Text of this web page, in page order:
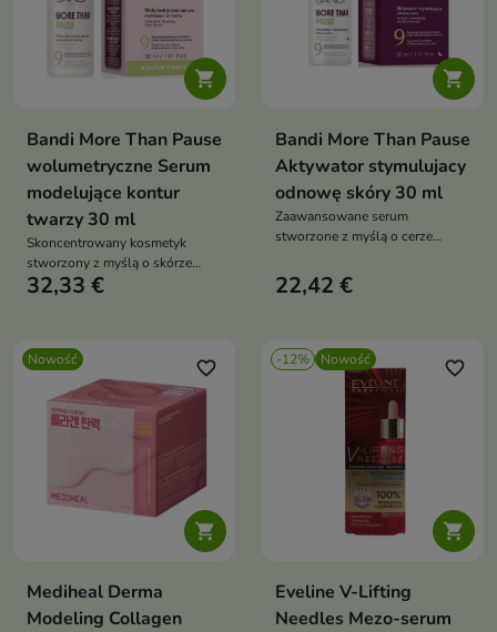

Bandi More Than Pause
wolumetryczne Serum
modelujące kontur
twarzy 30 ml
Skoncentrowany kosmetyk
stworzony z myślą o skórze
tracącej jędrność, elastyczność
32,33 €

Bandi More Than Pause
Aktywator stymulujacy
odnowę skóry 30 ml
Zaawansowane serum
stworzone z myślą o cerze
pozbawionej blasku.
22,42 €
Nowość

favorite_border
Mediheal Derma
Modeling Collagen
-12% Nowość

favorite_border
Eveline V-Lifting
Needles Mezo-serum